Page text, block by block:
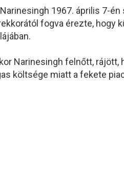
1967. április 7-
fogva érezte, hogy
Narinesingh felnőtt,
költsége miatt a fekete